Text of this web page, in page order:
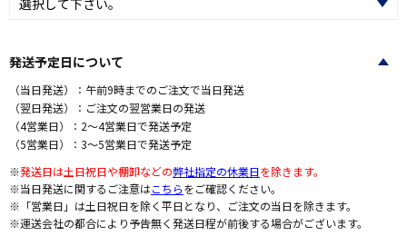
発送予定日について
（当日発送）：午前9時までのご注文で当日発送
（翌日発送）：ご注文の翌営業日の発送
（4営業日）：2～4営業日で発送予定
（5営業日）：3～5営業日で発送予定
※発送日は土日祝日や棚卸などの弊社指定の休業日を除きます。
※当日発送に関するご注意はこちらをご確認ください。
※「営業日」は土日祝日を除く平日となり、ご注文の当日を除きます。
※運送会社の都合により予告無く発送日程が前後する場合がございます。